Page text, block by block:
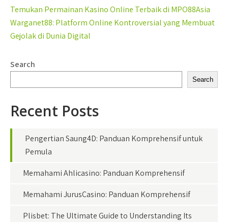
Post
navigation
Temukan Permainan Kasino Online Terbaik di MPO88Asia
Warganet88: Platform Online Kontroversial yang Membuat
Gejolak di Dunia Digital
Search
Search
Recent Posts
Pengertian Saung4D: Panduan Komprehensif untuk
Pemula
Memahami Ahlicasino: Panduan Komprehensif
Memahami JurusCasino: Panduan Komprehensif
Plisbet: The Ultimate Guide to Understanding Its